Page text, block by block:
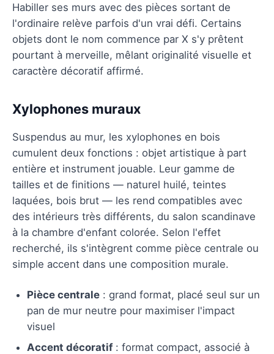
Habiller ses murs avec des pièces sortant de
l'ordinaire relève parfois d'un vrai défi. Certains
objets dont le nom commence par X s'y prêtent
pourtant à merveille, mêlant originalité visuelle et
caractère décoratif affirmé.
Xylophones muraux
Suspendus au mur, les xylophones en bois
cumulent deux fonctions : objet artistique à part
entière et instrument jouable. Leur gamme de
tailles et de finitions — naturel huilé, teintes
laquées, bois brut — les rend compatibles avec
des intérieurs très différents, du salon scandinave
à la chambre d'enfant colorée. Selon l'effet
recherché, ils s'intègrent comme pièce centrale ou
simple accent dans une composition murale.
Pièce centrale : grand format, placé seul sur un
pan de mur neutre pour maximiser l'impact
visuel
Accent décoratif: format compact, associé à